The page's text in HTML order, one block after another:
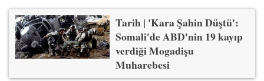
Tarih | 'Kara Şahin Düştü':
Somali'de ABD'nin 19 kayıp
verdiği Mogadişu
Muharebesi